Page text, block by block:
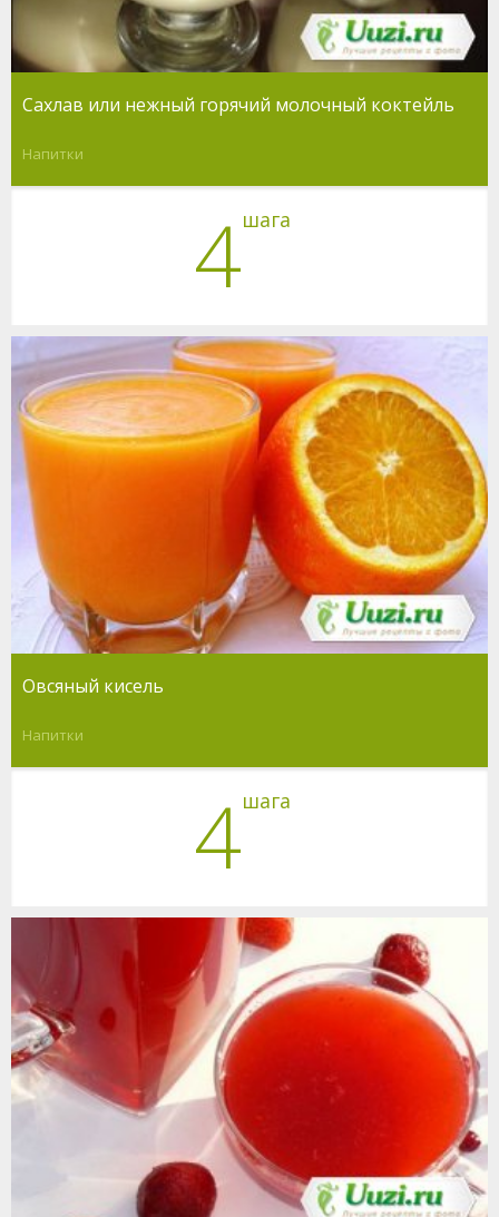
Сахлав или нежный горячий молочный коктейль
Напитки
4шага
Овсяный кисель
Напитки
4шага